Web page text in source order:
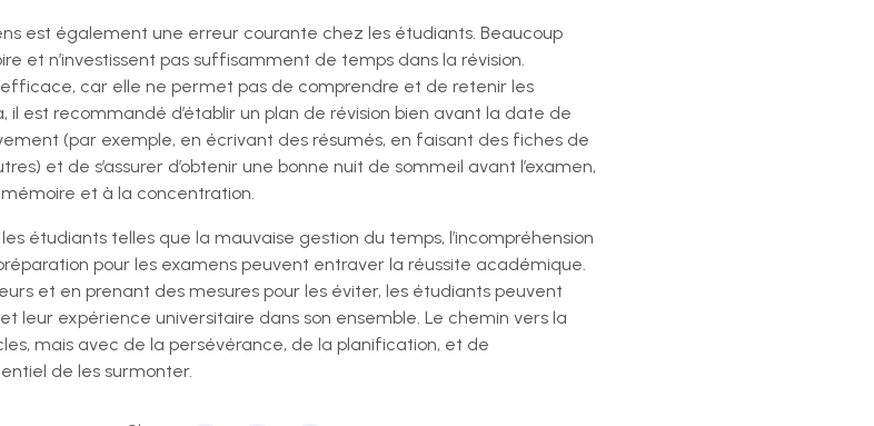
est également une erreur courante chez les étudiants. Beaucoup
et n’investissent pas suffisamment de temps dans la révision.
car elle ne permet pas de comprendre et de retenir les
est recommandé d’établir un plan de révision bien avant la date de
(par exemple, en écrivant des résumés, en faisant des fiches de
et de s’assurer d’obtenir une bonne nuit de sommeil avant l’examen,
et à la concentration.
étudiants telles que la mauvaise gestion du temps, l’incompréhension
pour les examens peuvent entraver la réussite académique.
et en prenant des mesures pour les éviter, les étudiants peuvent
expérience universitaire dans son ensemble. Le chemin vers la
mais avec de la persévérance, de la planification, et de
de les surmonter.